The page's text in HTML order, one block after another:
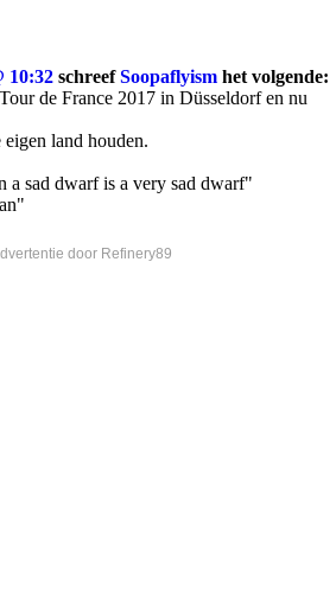
10:32 schreefSoopaflyism het volgende:
de France 2017 in Düsseldorf en nu
land houden.
a sad dwarf is a very sad dwarf"
door Refinery89